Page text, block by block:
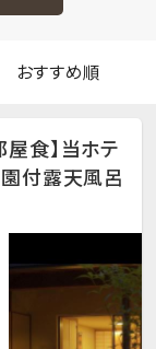
屋食】当ホテ
園付露天風呂